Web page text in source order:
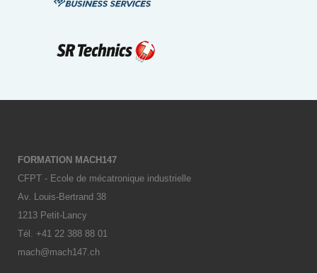
FORMATION MACH147
CFPT - Ecole de mécatronique industrielle
Av. Louis-Bertrand 38
1213 Petit-Lancy
Tél. +41 22 388 88 01
mach@mach147.ch